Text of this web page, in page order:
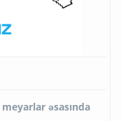
əsasında